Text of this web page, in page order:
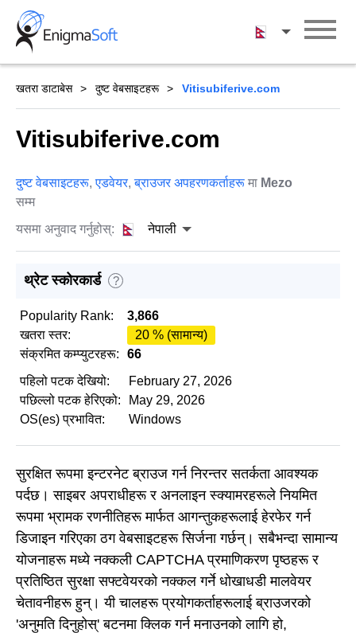
Skip
content
नेपाली
खतरा डाटाबेस दुष्ट वेबसाइटहरू Vitisubiferive.com
Vitisubiferive.com
दुष्ट वेबसाइटहरू,एडवेयर,ब्राउजर अपहरणकर्ताहरू मा Mezo
सम्म
यसमा अनुवाद गर्नुहोस्:
नेपाली
थ्रेट स्कोरकार्ड ?
Popularity Rank:
3,866
खतरा स्तर:
20 % (सामान्य)
संक्रमित कम्प्युटरहरू:
66
पहिलो पटक देखियो:
February 27, 2026
पछिल्लो पटक हेरिएको:
May 29, 2026
OS(es) प्रभावित:
Windows
सुरक्षित रूपमा इन्टरनेट ब्राउज गर्न निरन्तर सतर्कता आवश्यक
पर्दछ। साइबर अपराधीहरू र अनलाइन स्क्यामरहरूले नियमित
रूपमा भ्रामक रणनीतिहरू मार्फत आगन्तुकहरूलाई हेरफेर गर्न
डिजाइन गरिएका ठग वेबसाइटहरू सिर्जना गर्छन्। सबैभन्दा सामान्य
योजनाहरू मध्ये नक्कली CAPTCHA प्रमाणिकरण पृष्ठहरू र
प्रतिष्ठित सुरक्षा सफ्टवेयरको नक्कल गर्ने धोखाधडी मालवेयर
चेतावनीहरू हुन्। यी चालहरू प्रयोगकर्ताहरूलाई ब्राउजरको
'अनुमति दिनुहोस्' बटनमा क्लिक गर्न मनाउनको लागि हो,